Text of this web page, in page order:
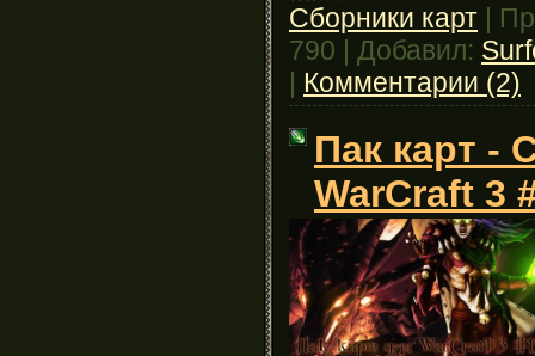
Сборники карт |
790 | Добавил:
| Комментарии (2)
Пак карт -
WarCraft 3